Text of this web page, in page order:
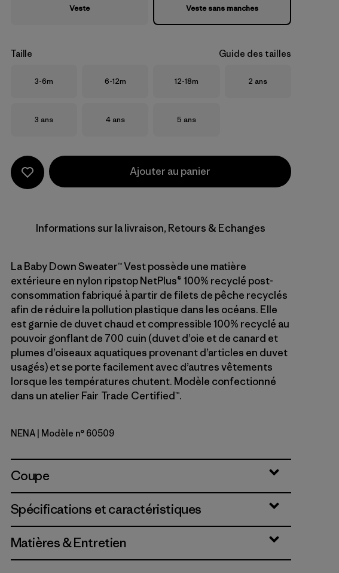
Veste Veste sans manches
Taille Guide des tailles
Taille
3-6m Taille
6-12m Taille
12-18m Taille
2 ans
Taille
3 ans Taille
4 ans Taille
5 ans
Ajouter au panier
Informations sur la livraison, Retours & Echanges
La Baby Down Sweater™ Vest possède une matière
extérieure en nylon ripstop NetPlus® 100% recyclé post-
consommation fabriqué à partir de filets de pêche recyclés
afin de réduire la pollution plastique dans les océans. Elle
est garnie de duvet chaud et compressible 100% recyclé au
pouvoir gonflant de 700 cuin (duvet d’oie et de canard et
plumes d’oiseaux aquatiques provenant d’articles en duvet
usagés) et se porte facilement avec d’autres vêtements
lorsque les températures chutent. Modèle confectionné
dans un atelier Fair Trade Certified™.
New Navy
NENA | Modèle n° 60509
Coupe
Spécifications et caractéristiques
Matières & Entretien